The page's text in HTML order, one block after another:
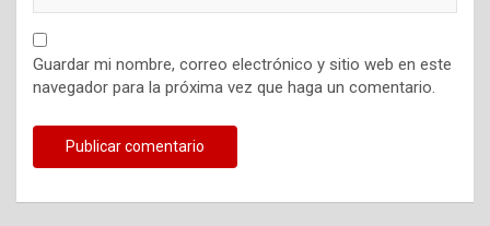
Guardar mi nombre, correo electrónico y sitio web en este
navegador para la próxima vez que haga un comentario.